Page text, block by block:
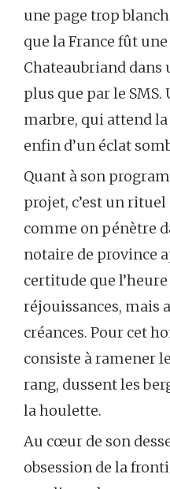
une page trop
que la France fût
Chateaubriand
plus que par le
marbre, qui attend
enfin d’un éclat
Quant à son
projet, c’est un
comme on pénètre
notaire de province
certitude que
réjouissances, mais
créances. Pour cet
consiste à ramener
rang, dussent les
la houlette.
Au cœur de son
obsession de la